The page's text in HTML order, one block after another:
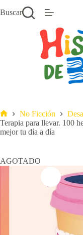
al
Buscar
Inicio
No Ficción
Terapia para llevar. 100
mejor tu día a día
AGOTADO